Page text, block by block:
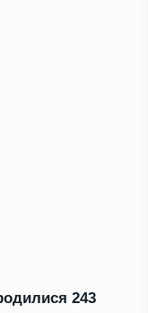
243